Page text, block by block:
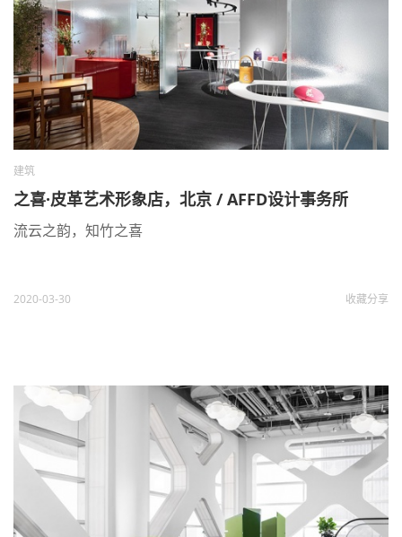
建筑
之喜·皮革艺术形象店，北京 / AFFD设计事务所
流云之韵，知竹之喜
2020-03-30 收藏分享